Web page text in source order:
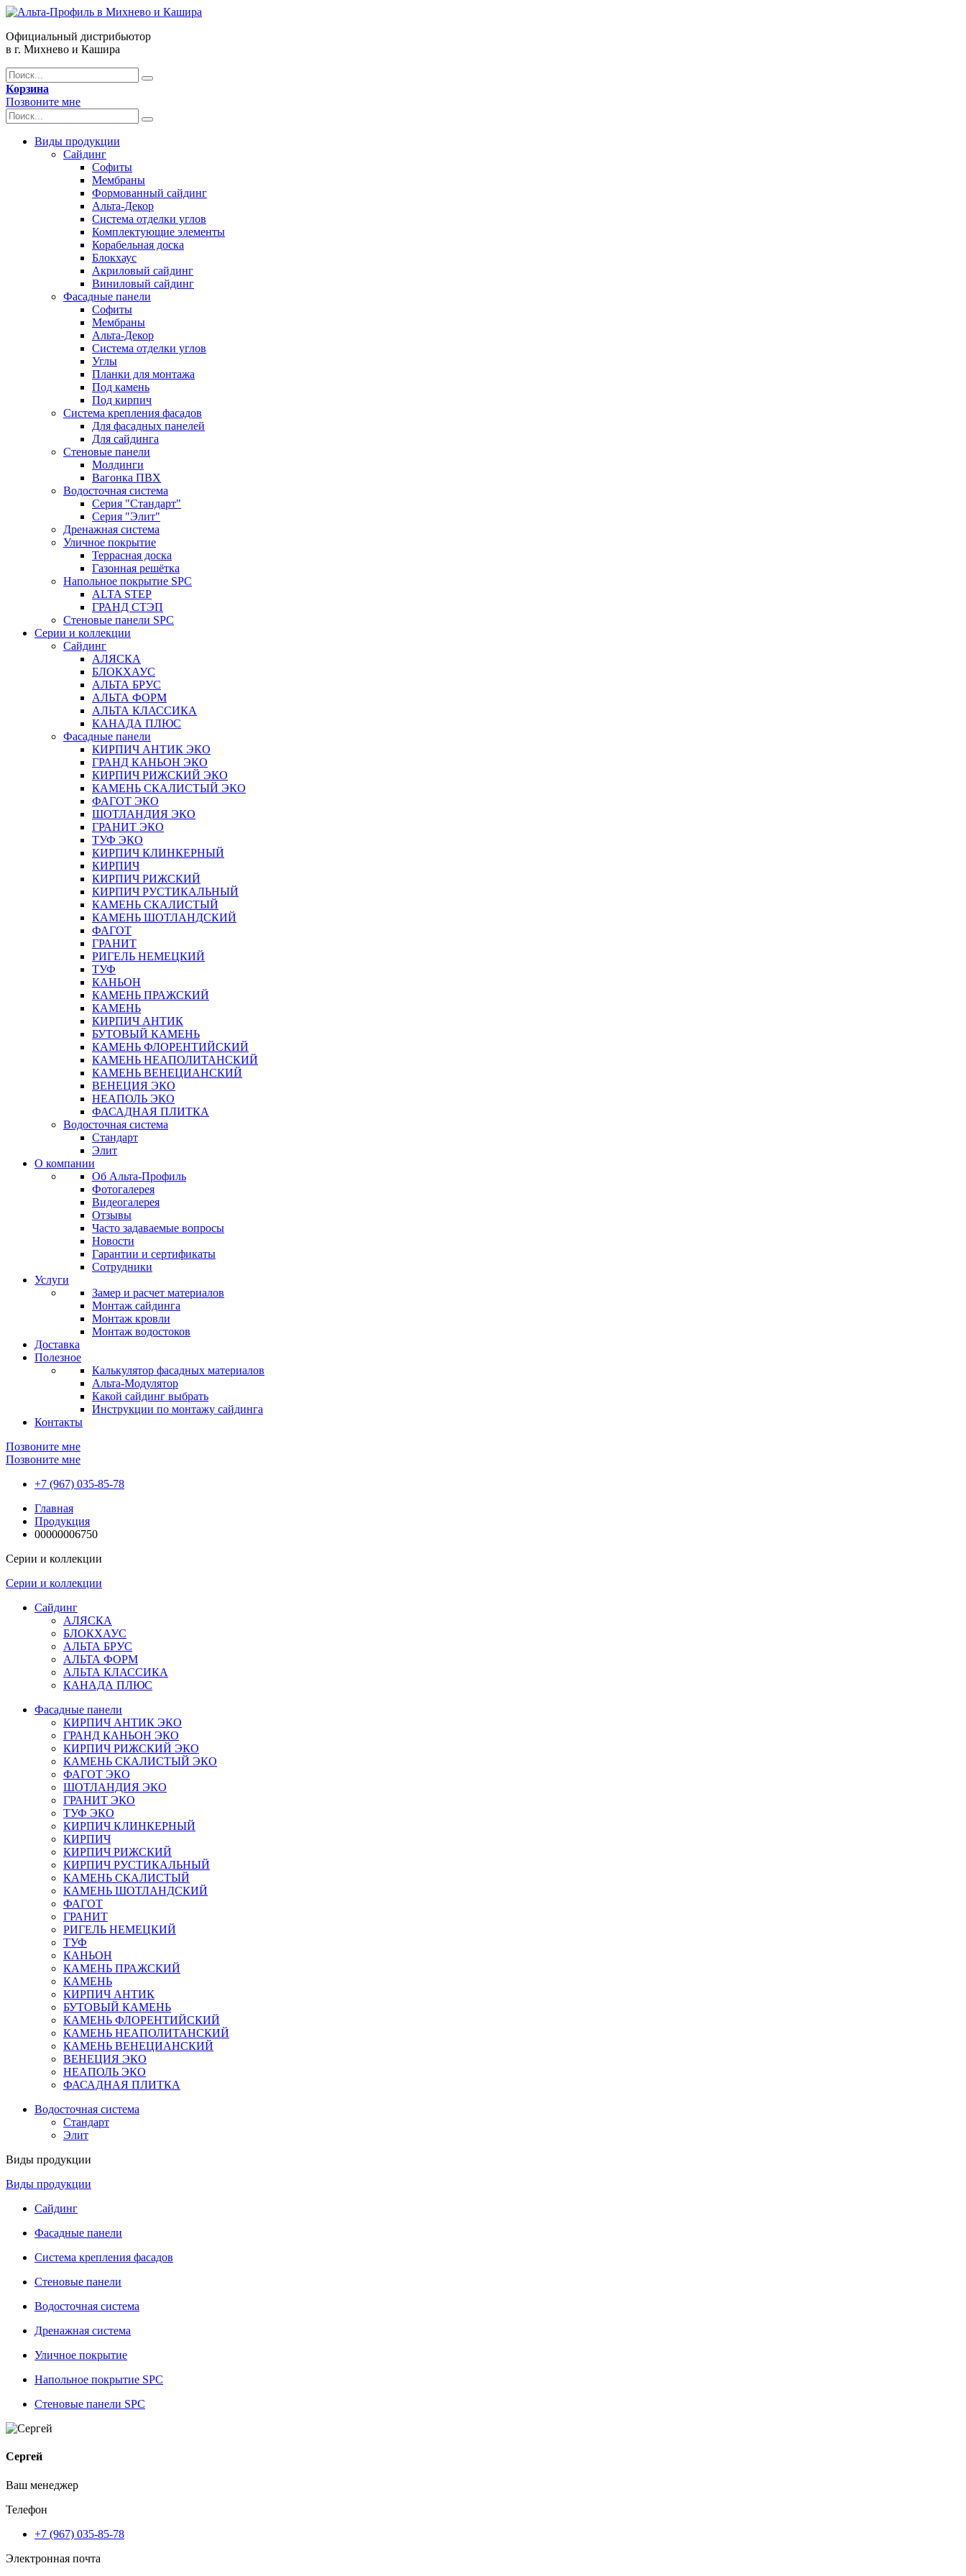
Официальный дистрибьютор
в г. Михнево и Кашира
Корзина
Позвоните мне
Виды продукции
Сайдинг
Софиты
Мембраны
Формованный сайдинг
Альта-Декор
Система отделки углов
Комплектующие элементы
Корабельная доска
Блокхаус
Акриловый сайдинг
Виниловый сайдинг
Фасадные панели
Софиты
Мембраны
Альта-Декор
Система отделки углов
Углы
Планки для монтажа
Под камень
Под кирпич
Система крепления фасадов
Для фасадных панелей
Для сайдинга
Стеновые панели
Молдинги
Вагонка ПВХ
Водосточная система
Серия "Стандарт"
Серия "Элит"
Дренажная система
Уличное покрытие
Террасная доска
Газонная решётка
Напольное покрытие SPC
ALTA STEP
ГРАНД СТЭП
Стеновые панели SPC
Серии и коллекции
Сайдинг
АЛЯСКА
БЛОКХАУС
АЛЬТА БРУС
АЛЬТА ФОРМ
АЛЬТА КЛАССИКА
КАНАДА ПЛЮС
Фасадные панели
КИРПИЧ АНТИК ЭКО
ГРАНД КАНЬОН ЭКО
КИРПИЧ РИЖСКИЙ ЭКО
КАМЕНЬ СКАЛИСТЫЙ ЭКО
ФАГОТ ЭКО
ШОТЛАНДИЯ ЭКО
ГРАНИТ ЭКО
ТУФ ЭКО
КИРПИЧ КЛИНКЕРНЫЙ
КИРПИЧ
КИРПИЧ РИЖСКИЙ
КИРПИЧ РУСТИКАЛЬНЫЙ
КАМЕНЬ СКАЛИСТЫЙ
КАМЕНЬ ШОТЛАНДСКИЙ
ФАГОТ
ГРАНИТ
РИГЕЛЬ НЕМЕЦКИЙ
ТУФ
КАНЬОН
КАМЕНЬ ПРАЖСКИЙ
КАМЕНЬ
КИРПИЧ АНТИК
БУТОВЫЙ КАМЕНЬ
КАМЕНЬ ФЛОРЕНТИЙСКИЙ
КАМЕНЬ НЕАПОЛИТАНСКИЙ
КАМЕНЬ ВЕНЕЦИАНСКИЙ
ВЕНЕЦИЯ ЭКО
НЕАПОЛЬ ЭКО
ФАСАДНАЯ ПЛИТКА
Водосточная система
Стандарт
Элит
О компании
Об Альта-Профиль
Фотогалерея
Видеогалерея
Отзывы
Часто задаваемые вопросы
Новости
Гарантии и сертификаты
Сотрудники
Услуги
Замер и расчет материалов
Монтаж сайдинга
Монтаж кровли
Монтаж водостоков
Доставка
Полезное
Калькулятор фасадных материалов
Альта-Модулятор
Какой сайдинг выбрать
Инструкции по монтажу сайдинга
Контакты
Позвоните мне
Позвоните мне
+7 (967) 035-85-78
Главная
Продукция
00000006750
Серии и коллекции
Серии и коллекции
Сайдинг
АЛЯСКА
БЛОКХАУС
АЛЬТА БРУС
АЛЬТА ФОРМ
АЛЬТА КЛАССИКА
КАНАДА ПЛЮС
Фасадные панели
КИРПИЧ АНТИК ЭКО
ГРАНД КАНЬОН ЭКО
КИРПИЧ РИЖСКИЙ ЭКО
КАМЕНЬ СКАЛИСТЫЙ ЭКО
ФАГОТ ЭКО
ШОТЛАНДИЯ ЭКО
ГРАНИТ ЭКО
ТУФ ЭКО
КИРПИЧ КЛИНКЕРНЫЙ
КИРПИЧ
КИРПИЧ РИЖСКИЙ
КИРПИЧ РУСТИКАЛЬНЫЙ
КАМЕНЬ СКАЛИСТЫЙ
КАМЕНЬ ШОТЛАНДСКИЙ
ФАГОТ
ГРАНИТ
РИГЕЛЬ НЕМЕЦКИЙ
ТУФ
КАНЬОН
КАМЕНЬ ПРАЖСКИЙ
КАМЕНЬ
КИРПИЧ АНТИК
БУТОВЫЙ КАМЕНЬ
КАМЕНЬ ФЛОРЕНТИЙСКИЙ
КАМЕНЬ НЕАПОЛИТАНСКИЙ
КАМЕНЬ ВЕНЕЦИАНСКИЙ
ВЕНЕЦИЯ ЭКО
НЕАПОЛЬ ЭКО
ФАСАДНАЯ ПЛИТКА
Водосточная система
Стандарт
Элит
Виды продукции
Виды продукции
Сайдинг
Фасадные панели
Система крепления фасадов
Стеновые панели
Водосточная система
Дренажная система
Уличное покрытие
Напольное покрытие SPC
Стеновые панели SPC
Сергей
Ваш менеджер
Телефон
+7 (967) 035-85-78
Электронная почта